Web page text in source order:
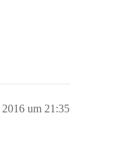
um 21:35